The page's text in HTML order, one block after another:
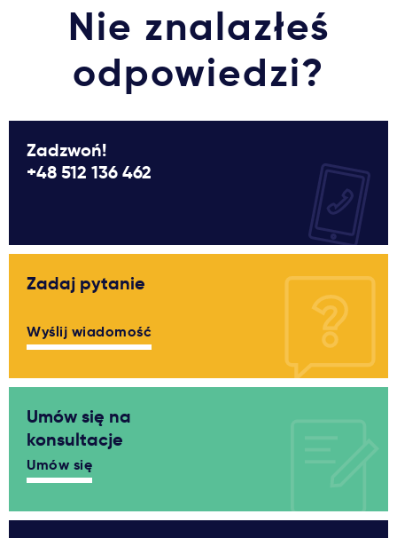
Nie znalazłeś
odpowiedzi?
Zadzwoń!
+48 512 136 462
Zadaj pytanie
Wyślij wiadomość
Umów się na
konsultacje
Umów się